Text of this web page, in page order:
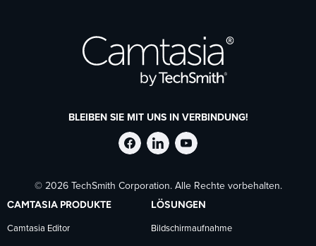
BLEIBEN SIE MIT UNS IN VERBINDUNG!
TechSmith
auf
Facebook
TechSmith
auf
LinkedIn
TechSmith
auf
YouTube
© 2026 TechSmith Corporation. Alle Rechte vorbehalten.
CAMTASIA PRODUKTE
Camtasia Editor
LÖSUNGEN
Bildschirmaufnahme